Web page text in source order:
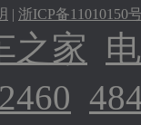
| 浙ICP备11010150
之家